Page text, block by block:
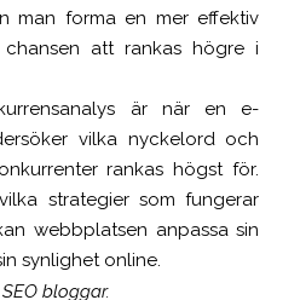
man forma en mer effektiv
att rankas högre i
är när en e-
vilka nyckelord och
rankas högst för.
strategier som fungerar
webbplatsen anpassa sin
synlighet online.
bloggar.